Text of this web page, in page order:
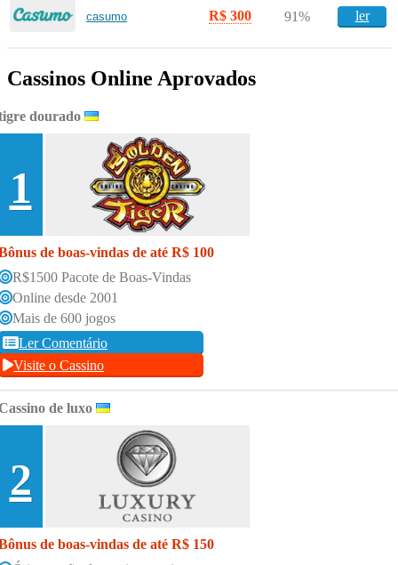
casumo R$ 300 91% ler
Cassinos Online Aprovados
dourado
1
de boas-vindas de até R$ 100
R$1500 Pacote de Boas-Vindas
Online desde 2001
Mais de 600 jogos
Ler Comentário
Visite o Cassino
de luxo
2
de boas-vindas de até R$ 150